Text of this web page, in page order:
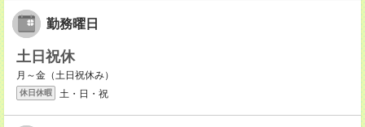
勤務曜日
土日祝休
月～金（土日祝休み）
休日休暇 土・日・祝